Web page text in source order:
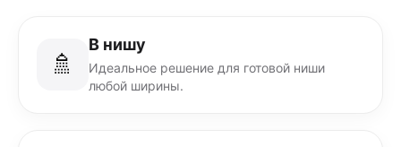
🚿
В нишу
Идеальное решение для готовой ниши
любой ширины.